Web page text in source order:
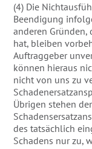
(4) Die
Beendigung
anderen
hat, bleiben
Auftraggeber
können hieraus
nicht von uns zu
Übrigen stehen
des tatsächlich
Schadens nur zu,